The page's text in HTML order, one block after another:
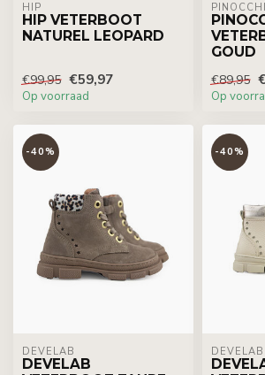
HIP
HIP VETERBOOT
NATUREL LEOPARD
€99,95 €59,97
Op voorraad
GOUD
€89,95
Op
-40%
DEVELAB
DEVELAB
-40%
DEVELAB